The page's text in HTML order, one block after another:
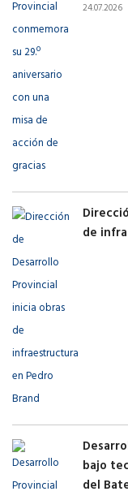
24.07.2026
de
bajo
del